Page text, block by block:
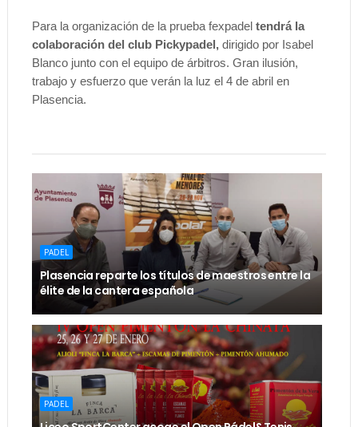
Para la organización de la prueba fexpadel tendrá la
colaboración del club Pickypadel, dirigido por Isabel
Blanco junto con el equipo de árbitros. Gran ilusión,
trabajo y esfuerzo que verán la luz el 4 de abril en
Plasencia.
PADEL
Plasencia reparte los títulos de maestros entre la
élite de la cantera española
PADEL